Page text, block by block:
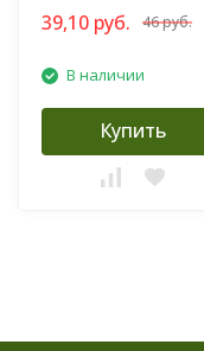
39,10 руб. 46 руб.
В наличии
Купить